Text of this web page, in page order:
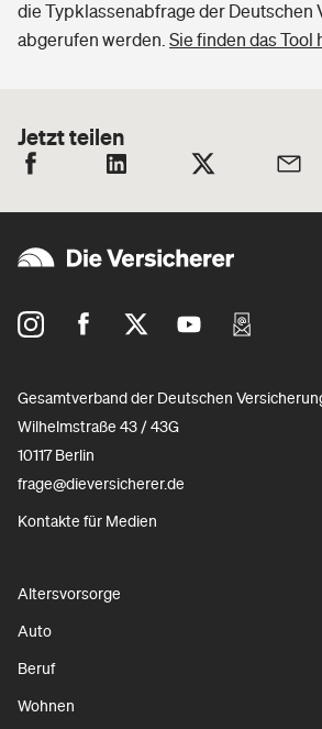
die Typklassenabfrage der Deutschen
abgerufen werden. Sie finden das Tool
Jetzt teilen
Gesamtverband der Deutschen
Wilhelmstraße 43 / 43G
10117 Berlin
frage@dieversicherer.de
Kontakte für Medien
Altersvorsorge
Auto
Beruf
Wohnen